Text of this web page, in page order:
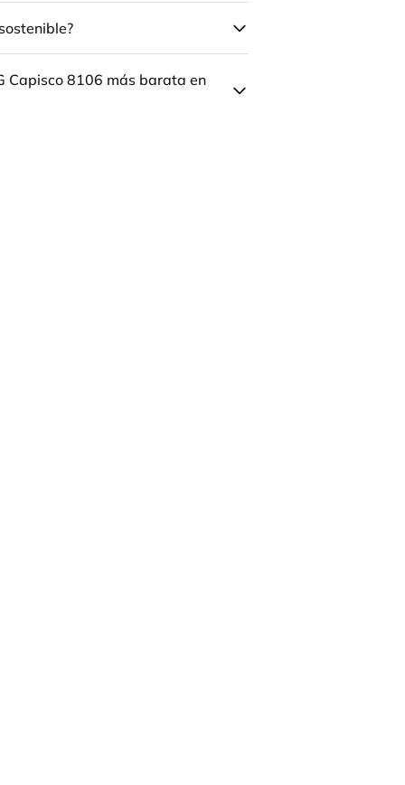
Capisco 8106 más barata en